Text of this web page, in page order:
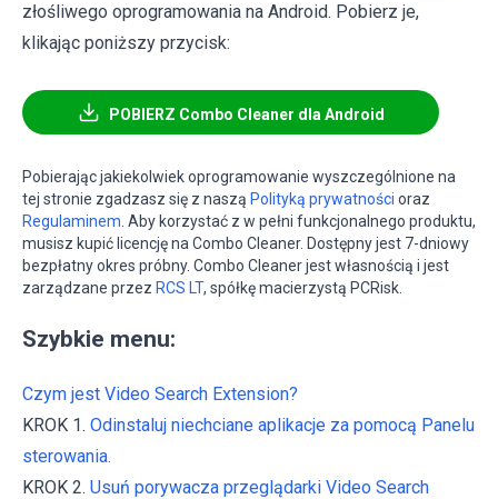
złośliwego oprogramowania na Android. Pobierz je,
klikając poniższy przycisk:
POBIERZ Combo Cleaner dla Android
Pobierając jakiekolwiek oprogramowanie wyszczególnione na
tej stronie zgadzasz się z naszą Polityką prywatności oraz
Regulaminem . Aby korzystać z w pełni funkcjonalnego produktu,
musisz kupić licencję na Combo Cleaner. Dostępny jest 7-dniowy
bezpłatny okres próbny. Combo Cleaner jest własnością i jest
zarządzane przez RCS LT, spółkę macierzystą PCRisk.
Szybkie menu:
Czym jest Video Search Extension?
KROK 1. Odinstaluj niechciane aplikacje za pomocą Panelu
sterowania.
KROK 2. Usuń porywacza przeglądarki Video Search